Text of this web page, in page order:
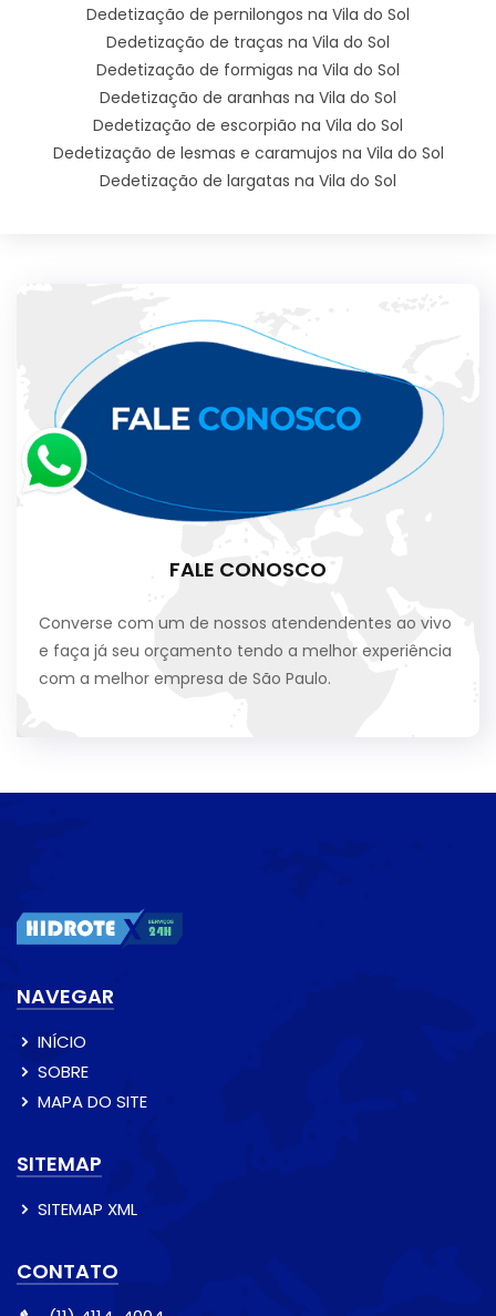
Dedetização de pernilongos na Vila do Sol
Dedetização de traças na Vila do Sol
Dedetização de formigas na Vila do Sol
Dedetização de aranhas na Vila do Sol
Dedetização de escorpião na Vila do Sol
Dedetização de lesmas e caramujos na Vila do Sol
Dedetização de largatas na Vila do Sol
FALE CONOSCO
Converse com um de nossos atendendentes ao vivo
e faça já seu orçamento tendo a melhor experiência
com a melhor empresa de São Paulo.
NAVEGAR
INÍCIO
SOBRE
MAPA DO SITE
SITEMAP
SITEMAP XML
CONTATO